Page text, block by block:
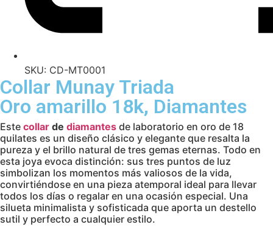
SKU: CD-MT0001
Collar Munay Triada
Oro amarillo 18k, Diamantes
Este collar de diamantes de laboratorio en oro de 18
quilates es un diseño clásico y elegante que resalta la
pureza y el brillo natural de tres gemas eternas. Todo en
esta joya evoca distinción: sus tres puntos de luz
simbolizan los momentos más valiosos de la vida,
convirtiéndose en una pieza atemporal ideal para llevar
todos los días o regalar en una ocasión especial. Una
silueta minimalista y sofisticada que aporta un destello
sutil y perfecto a cualquier estilo.